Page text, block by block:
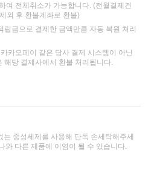
여 전체취소가 가능합니다. (전월결제건
외 후 환불계좌로 환불)
립금으로 결제한 금액만큼 자동 복원 처리
카오페이 같은 당사 결제 시스템이 아닌
해당 결제사에서 환불 처리됩니다.
는 중성세제를 사용해 단독 손세탁해주세
와 다른 제품에 이염이 될 수 있습니다.